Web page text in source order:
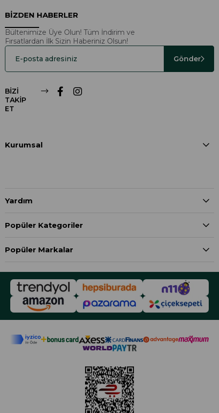
BİZDEN HABERLER
Bültenimize Üye Olun! Tüm İndirim ve
Fırsatlardan İlk Sizin Haberiniz Olsun!
Gönder
BİZİ
TAKİP
ET
Kurumsal
Yardım
Popüler Kategoriler
Popüler Markalar